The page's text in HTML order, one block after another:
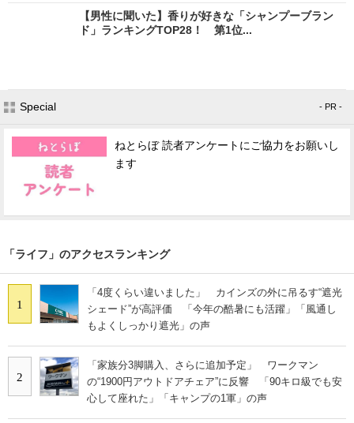
【男性に聞いた】香りが好きな「シャンプーブラン
ド」ランキングTOP28！ 第1位...
Special - PR -
ねとらぼ 読者アンケートにご協力をお願いし
ます
「ライフ」のアクセスランキング
1
「4度くらい違いました」 カインズの外に吊るす“遮光
シェード”が高評価 「今年の酷暑にも活躍」「風通し
もよくしっかり遮光」の声
2
「家族分3脚購入、さらに追加予定」 ワークマン
の“1900円アウトドアチェア”に反響 「90キロ級でも安
心して座れた」「キャンプの1軍」の声